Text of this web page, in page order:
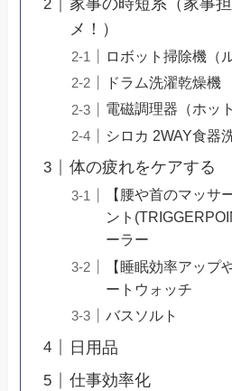
家事の時短系（家事
メ！）
ロボット掃除機（
ドラム洗濯乾燥機
電磁調理器（ホッ
シロカ 2WAY食器
体の疲れをケアする
【腰や首のマッサ
ント
ーラー
【睡眠効率アップ
ートウォッチ
バスソルト
日用品
仕事効率化